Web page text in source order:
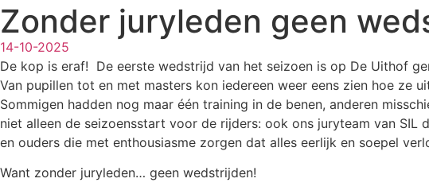
Zonder juryleden geen
14-10-2025
De kop is eraf! De eerste wedstrijd van het seizoen is op De Uithof
Van pupillen tot en met masters kon iedereen weer eens zien hoe ze
Sommigen hadden nog maar één training in de benen, anderen
niet alleen de seizoensstart voor de rijders: ook ons juryteam van
en ouders die met enthousiasme zorgen dat alles eerlijk en soepel
Want zonder juryleden… geen wedstrijden!